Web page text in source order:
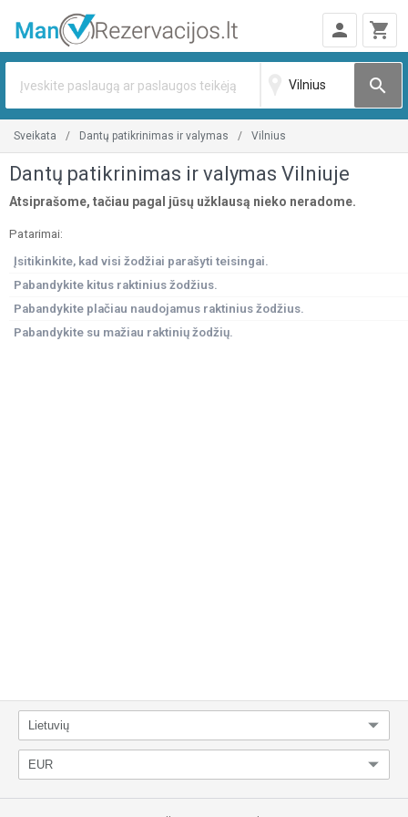
person shopping_cart
search
sveikata dantų patikrinimas ir valymas vilnius
Dantų patikrinimas ir valymas Vilniuje
Atsiprašome, tačiau pagal jūsų užklausą nieko neradome.
Patarimai:
Įsitikinkite, kad visi žodžiai parašyti teisingai.
Pabandykite kitus raktinius žodžius.
Pabandykite plačiau naudojamus raktinius žodžius.
Pabandykite su mažiau raktinių žodžių.